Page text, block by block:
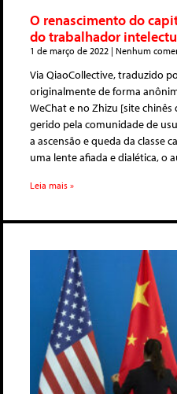
O renascimento do
do trabalhador
1 de março de 2022 Nenhum
Via QiaoCollective, traduzido
originalmente de forma
WeChat e no Zhizu [site
gerido pela comunidade de
a ascensão e queda da classe
uma lente afiada e dialética, o
Leia mais »